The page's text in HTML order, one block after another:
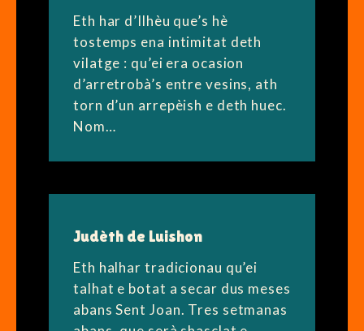
Eth har d’Ilhèu que’s hè
tostemps ena intimitat deth
vilatge : qu’ei era ocasion
d’arretrobà’s entre vesins, ath
torn d’un arrepèish e deth huec.
Nom…
Judèth de Luishon
Eth halhar tradicionau qu’ei
talhat e botat a secar dus meses
abans Sent Joan. Tres setmanas